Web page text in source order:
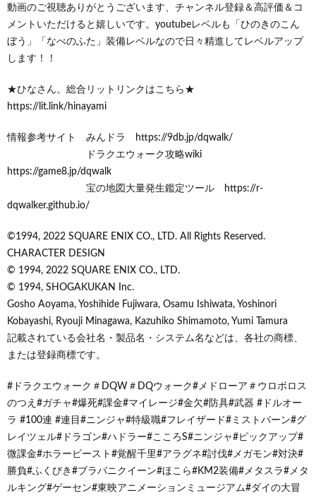
動画のご視聴ありがとうございます、チャンネル登録＆高評価＆コ
メントいただけると嬉しいです。youtubeレベルも「ひのきのこん
ぼう」「なべのふた」装備レベルなので日々精進してレベルアップ
します！！
★ひなさん。総合リットリンクはこちら★
https://lit.link/hinayami
情報参考サイト みんドラ https://9db.jp/dqwalk/
ドラクエウォーク攻略wiki
https://game8.jp/dqwalk
宝の地図大量発生鑑定ツール https://r-
dqwalker.github.io/
©1994, 2022 SQUARE ENIX CO., LTD. All Rights Reserved.
CHARACTER DESIGN
© 1994, 2022 SQUARE ENIX CO., LTD.
© 1994, SHOGAKUKAN Inc.
Gosho Aoyama, Yoshihide Fujiwara, Osamu Ishiwata, Yoshinori
Kobayashi, Ryouji Minagawa, Kazuhiko Shimamoto, Yumi Tamura
記載されている会社名・製品名・システム名などは、各社の商標、
または登録商標です。
#ドラクエウォーク＃DQW＃DQウォーク#メドローア＃ウロボロス
のつえ#ガチャ#爆死#課金#マイレージ#金欠#防具#武器 #ドルオー
ラ #100連 #連目#ニンジャ#特級職#フレイザード#ミストバーン#グ
レイツェル#ドラゴン#ハドラー#こころS#ニンジャ#ピックアップ#
微課金#ホラービースト#覚醒千里#アラグネ#討伐#メガモン#対決#
勝負#ふくびき#ブラバニクイーン#ほこら#KM2装備#メタスラ#メタ
ルキング#ゲーセン#東映アニメーションミュージアム#ダイの大冒